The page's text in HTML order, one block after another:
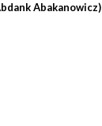
Abakanowicz)